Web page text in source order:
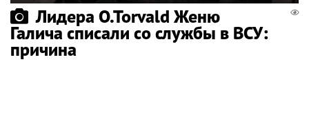
Лидера O.Torvald Женю
Галича списали со службы в ВСУ:
причина